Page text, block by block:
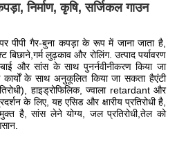
निर्माण, कृषि, सर्जिकल गाउन
पीपी गैर-बुना कपड़ा के रूप में जाना जाता है,
बिछाने,गर्म लुढ़काव और रोलिंग. उत्पाद पर्यावरण
और सांस के साथ पुनर्नवीनीकरण किया जा
के साथ अनुकूलित किया जा सकता हैएंटी
हाइड्रोफिलिक, ज्वाला retardant और
के लिए, यह एसिड और क्षारीय प्रतिरोधी है,
मुक्त है, सांस लेने योग्य, जल प्रतिरोधी,तेल को